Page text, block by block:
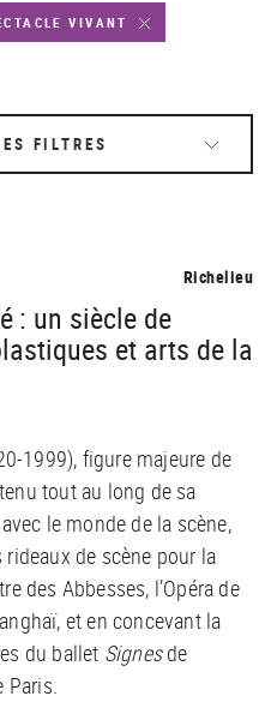
VIVANT
FILTRES
Richelieu
: un siècle de
et arts de la
1999), figure majeure de
tout au long de sa
le monde de la scène,
de scène pour la
des Abbesses, l’Opéra de
et en concevant la
du ballet Signesde
Paris.